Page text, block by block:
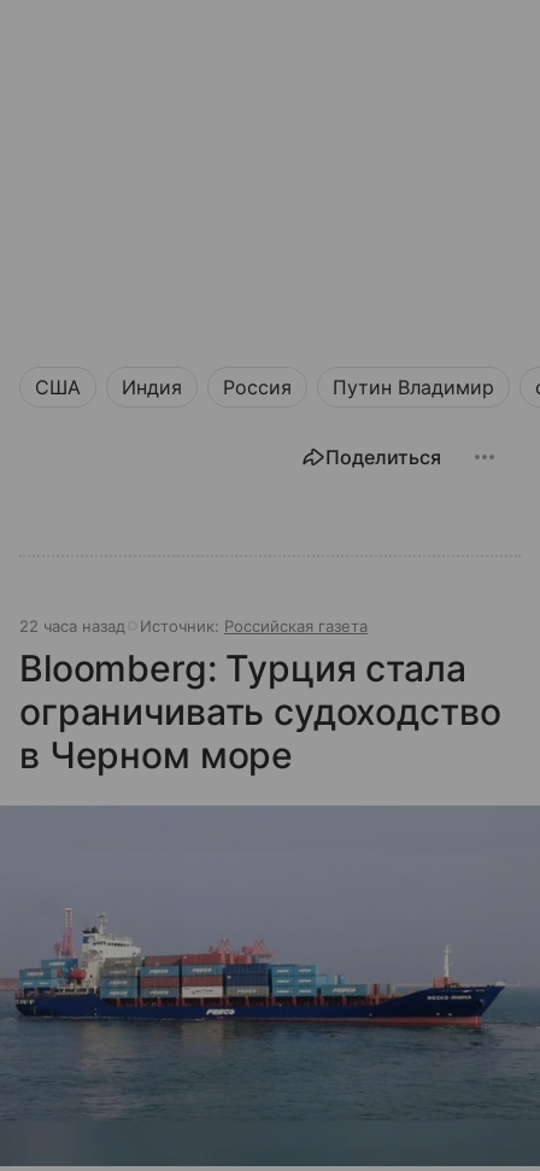
США Индия Россия Путин Владимир
Поделиться
22 часа назад Источник: Российская газета
Bloomberg: Турция стала
ограничивать судоходство
в Черном море